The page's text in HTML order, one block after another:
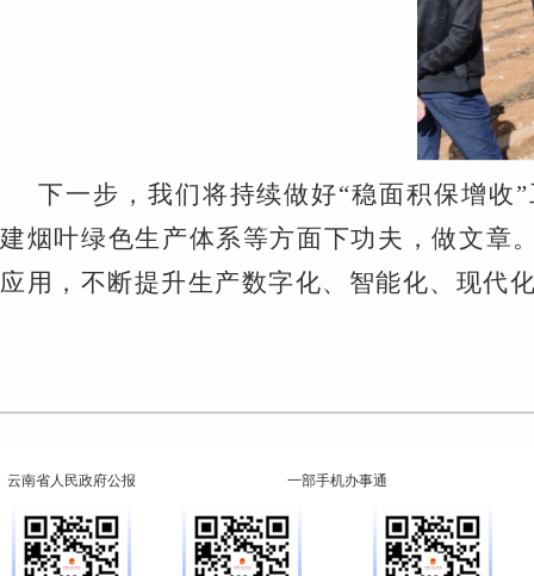
下一步，我们将持续做好“稳面积保增收”
建烟叶绿色生产体系等方面下功夫，做文章
应用，不断提升生产数字化、智能化、现代
云南省人民政府公报 一部手机办事通